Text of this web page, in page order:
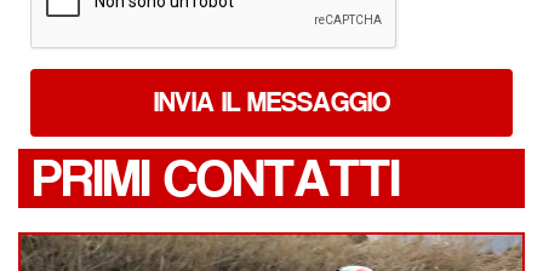
INVIA IL MESSAGGIO
PRIMI CONTATTI